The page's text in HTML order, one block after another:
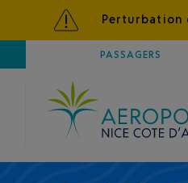
Perturbation
PASSAGERS
AÉROPORTNICE